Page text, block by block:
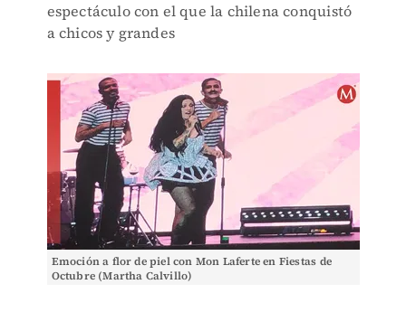
espectáculo con el que la chilena conquistó
a chicos y grandes
Emoción a flor de piel con Mon Laferte en Fiestas de
Octubre (Martha Calvillo)